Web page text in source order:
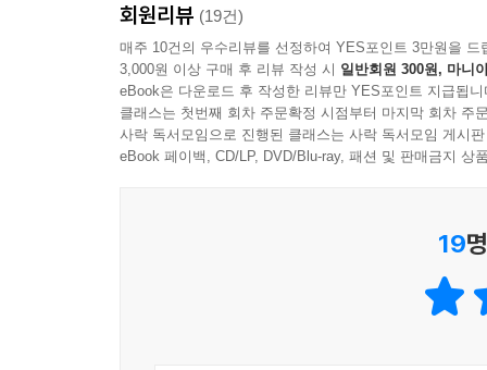
핑크색의 미니스커트를 입은 아저씨.
등에 키티 짱의 가방을 메고 있다.
월?화?수?목?금?토?일???
언제나 이 역에서 누군가를 기다리고 있다.
모두들 뒤에서 아저씨를 ‘핑크 또라이‘라고 부른다.
그러나 알고 있어. 선로에 떨어진 강아지를 구했던
정말 일본인은 다른 사람의 일에 간섭하지 않는
이것을 읽고 있는 여러분께 대충대충 적당히 말하
수밖에 없는, 그런 도시다. 오키나와는 어떤 곳
야자수 정도가 떠오른다면, 당신은 생각보다 먼
더욱 매력적이고 마력적인 여행지가 일본이다.
여행 관련 서적이 쏟아지는 시대다. 이 멀고도 가
구석구석 거치지 않은 테마가 없을 정도로 넘쳐
일본인 같던 사유리란 이름에 익숙해 있다. 그녀
회원리뷰 (19건)
매주 10건의 우수리뷰를 선정하여 YES포인트 3만원을 드
3,000원 이상 구매 후 리뷰 작성 시 일반회원 300원, 마니
eBook은 다운로드 후 작성한 리뷰만 YES포인트 지급됩니
클래스는 첫번째 회차 주문확정 시점부터 마지막 회차 주
사락 독서모임으로 진행된 클래스는 사락 독서모임 게시
eBook 페이백, CD/LP, DVD/Blu-ray, 패션 및 판매금지 상
19